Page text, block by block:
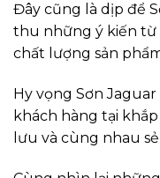
Đây cũng là dịp để
thu những ý kiến từ
chất lượng sản
Hy vọng Sơn
khách hàng tại
lưu và cùng nhau